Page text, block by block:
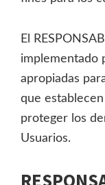
El
implementado
apropiadas
que
proteger los
Usuarios.